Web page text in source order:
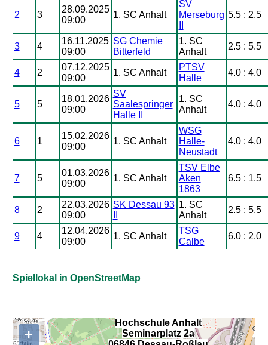
2 3
28.09.2025
09:00
1. SC Anhalt
SV
Merseburg 5.5 : 2.5
3 4
16.11.2025
09:00
SG Chemie
Bitterfeld
1. SC
Anhalt
2.5 : 5.5
4 2
07.12.2025
09:00
1. SC Anhalt
PTSV
Halle
4.0 : 4.0
5 5
18.01.2026
09:00
SV
Saalespringer
Halle II
1. SC
Anhalt
4.0 : 4.0
6 1
15.02.2026
09:00
1. SC Anhalt
WSG
Halle-
Neustadt
4.0 : 4.0
7 5
01.03.2026
09:00
1. SC Anhalt
TSV Elbe
Aken
1863
6.5 : 1.5
8 2
22.03.2026
09:00
SK Dessau 93 1. SC
Anhalt
2.5 : 5.5
9 4
12.04.2026
09:00
1. SC Anhalt
TSG
Calbe
6.0 : 2.0
Spiellokal in OpenStreetMap
+
Hochschule Anhalt
Seminarplatz 2a